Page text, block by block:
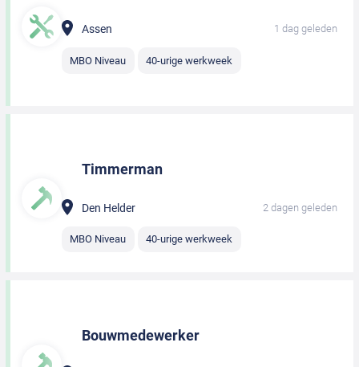
Assen 1 dag geleden
MBO Niveau 40-urige werkweek
Timmerman
Den Helder 2 dagen geleden
MBO Niveau 40-urige werkweek
Bouwmedewerker